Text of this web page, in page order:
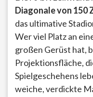
Diagonale von 150
das ultimative
Wer viel Platz an
großen Gerüst hat,
Projektionsfläche,
Spielgeschehens
weiche, verdickte